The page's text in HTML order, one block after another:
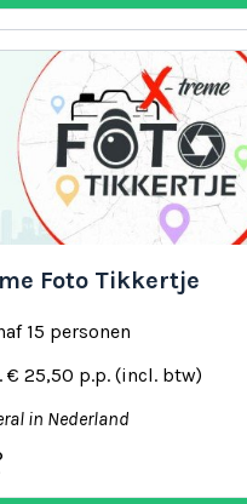
Foto Tikkertje
15 personen
€ 25,50 p.p. (incl. btw)
in Nederland